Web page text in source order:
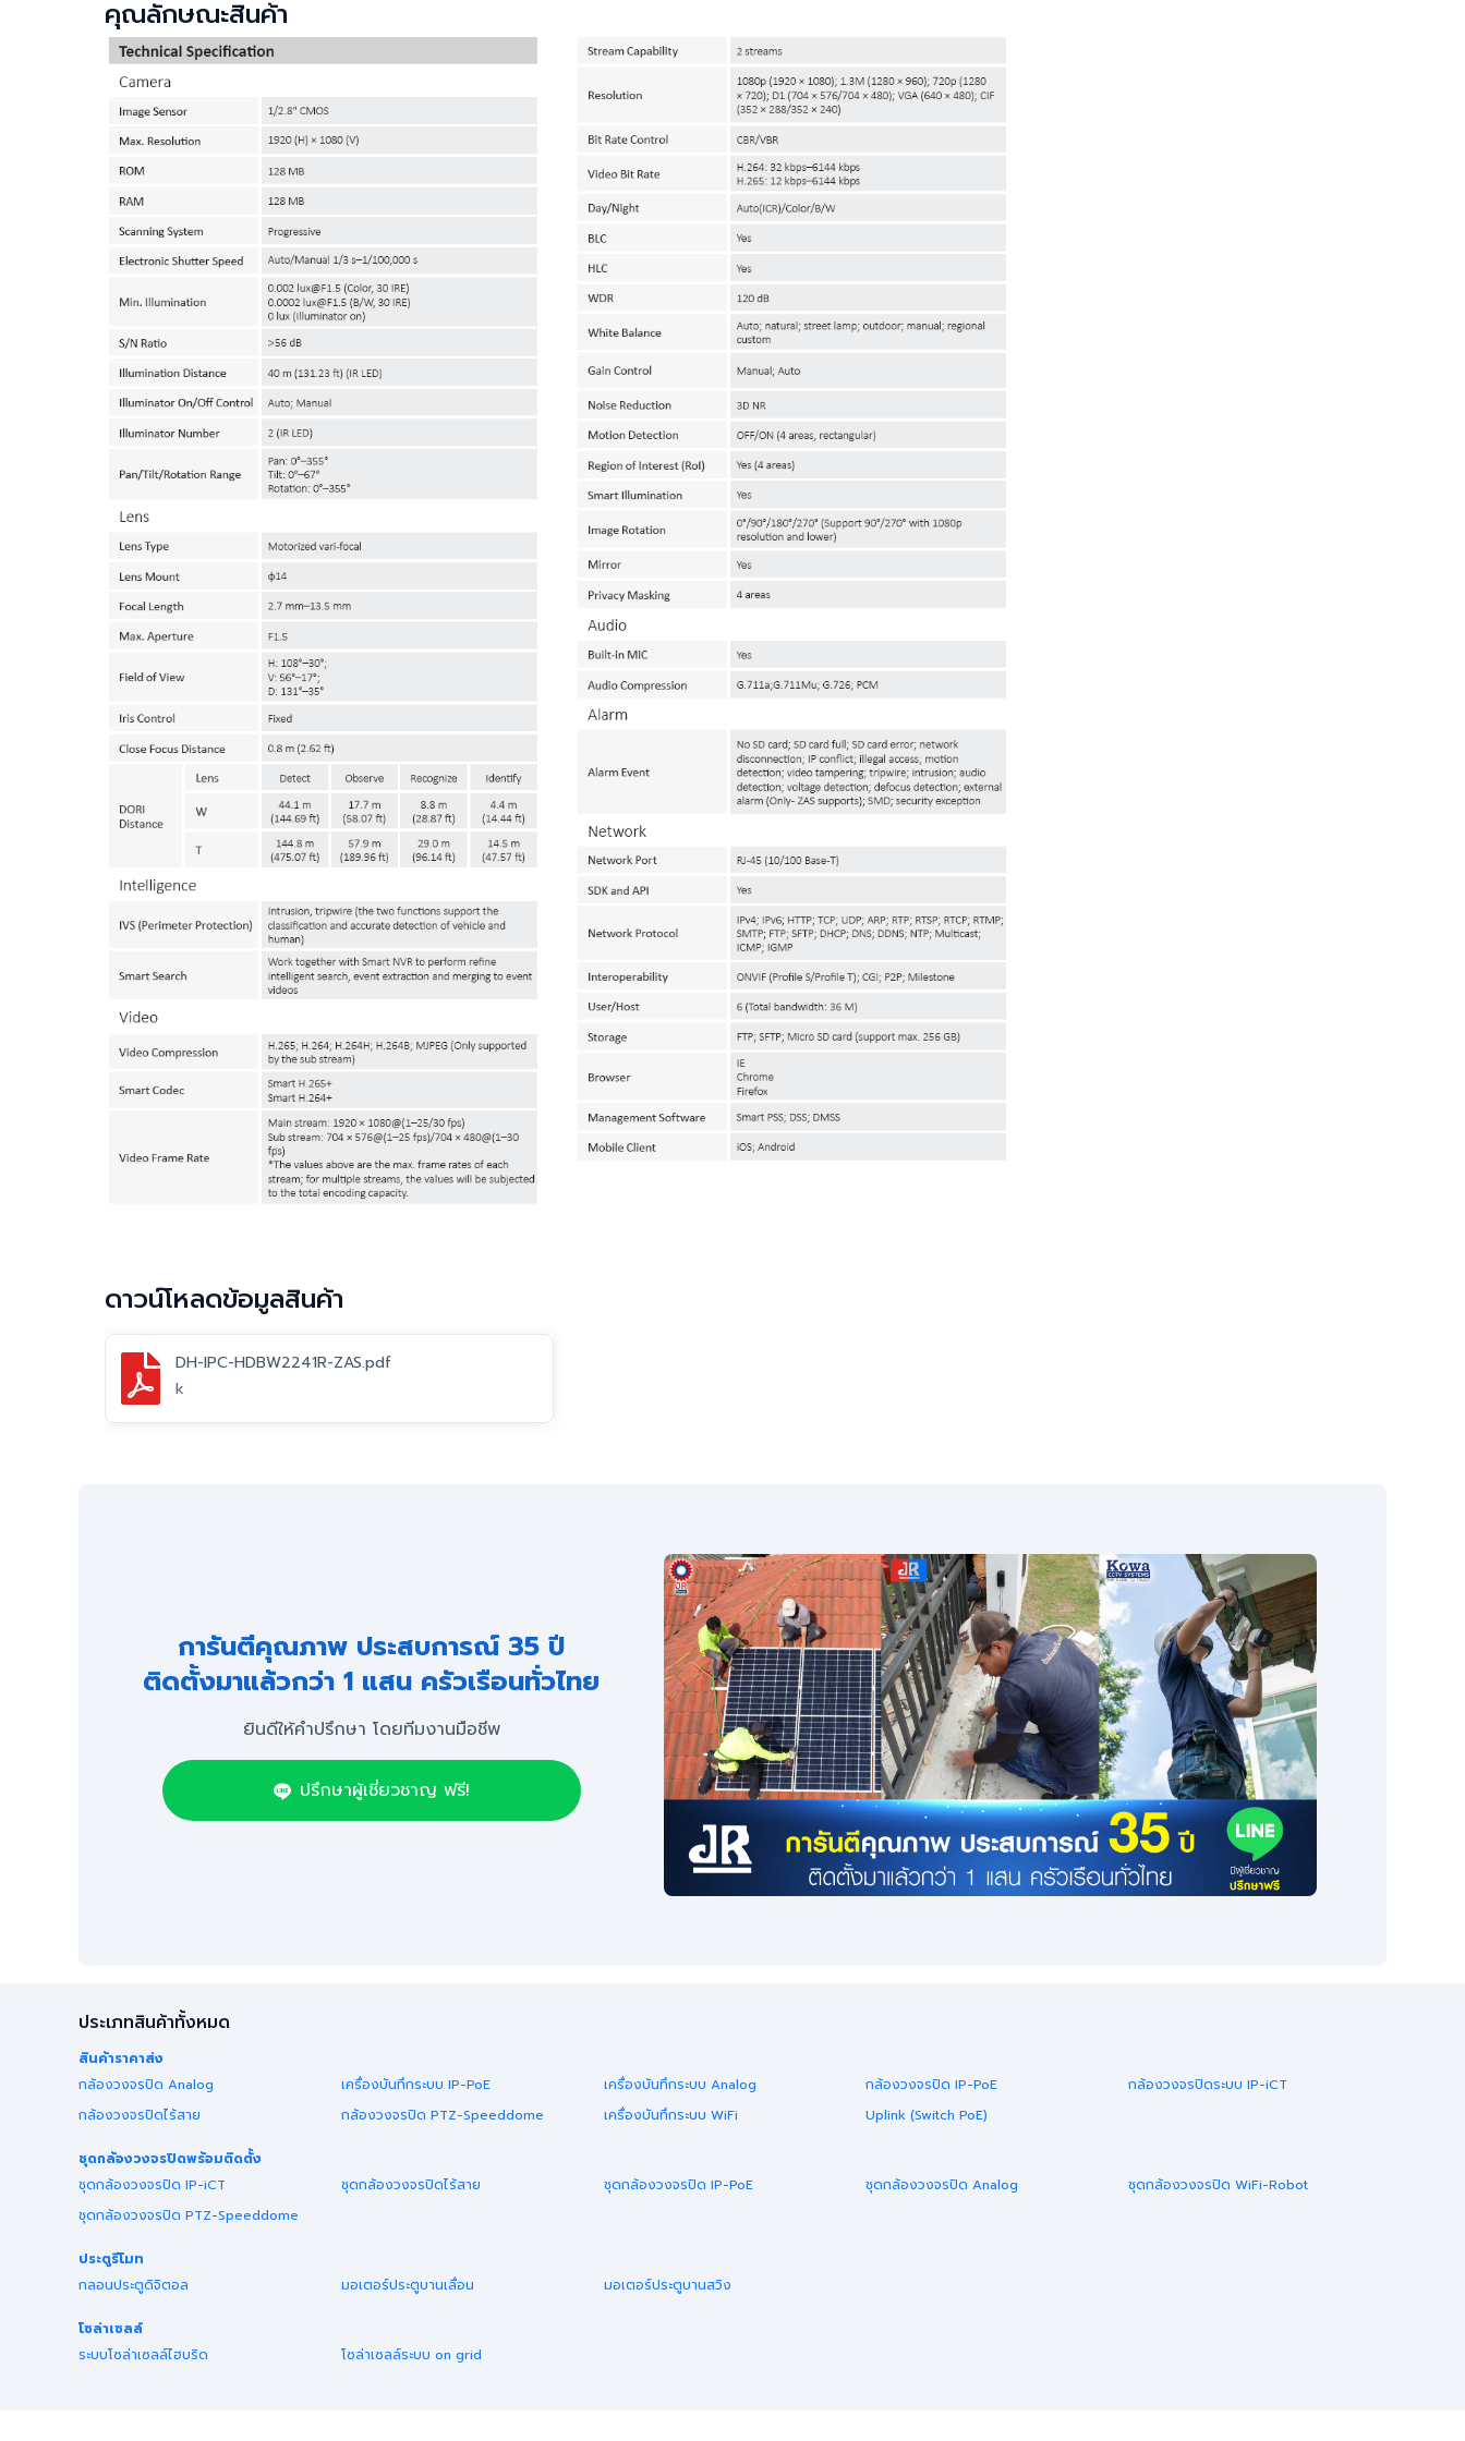
คุณลักษณะสินค้า
ดาวน์โหลดข้อมูลสินค้า
DH-IPC-HDBW2241R-ZAS.pdf
k
การันตีคุณภาพ ประสบการณ์ 35 ปี
ติดตั้งมาแล้วกว่า 1 แสน ครัวเรือนทั่วไทย
ยินดีให้คำปรึกษา โดยทีมงานมือชีพ
ปรึกษาผู้เชี่ยวชาญ ฟรี!
ประเภทสินค้าทั้งหมด
สินค้าราคาส่ง
กล้องวงจรปิด Analog
เครื่องบันทึกระบบ IP-PoE เครื่องบันทึกระบบ Analog กล้องวงจรปิด IP-PoE
กล้องวงจรปิดระบบ IP-iCT
กล้องวงจรปิดไร้สาย
กล้องวงจรปิด PTZ-Speeddome เครื่องบันทึกระบบ WiFi Uplink (Switch PoE)
ชุดกล้องวงจรปิดพร้อมติดตั้ง
ชุดกล้องวงจรปิด IP-iCT
ชุดกล้องวงจรปิดไร้สาย ชุดกล้องวงจรปิด IP-PoE ชุดกล้องวงจรปิด Analog
ชุดกล้องวงจรปิด WiFi-Robot
ชุดกล้องวงจรปิด PTZ-Speeddome
ประตูรีโมท
กลอนประตูดิจิตอล
มอเตอร์ประตูบานเลื่อน มอเตอร์ประตูบานสวิง
โซล่าเซลล์
ระบบโซล่าเซลล์ไฮบริด
โซล่าเซลล์ระบบ on grid